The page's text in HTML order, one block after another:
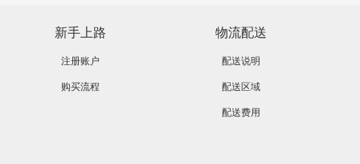
新手上路
注册账户
购买流程
物流配送
配送说明
配送区域
配送费用